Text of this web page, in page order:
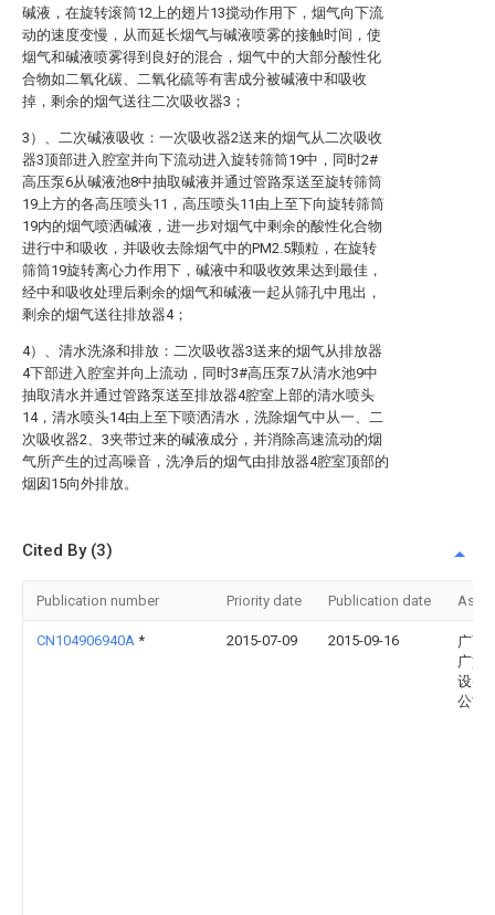
碱液，在旋转滚筒12上的翅片13搅动作用下，烟气向下流
动的速度变慢，从而延长烟气与碱液喷雾的接触时间，使
烟气和碱液喷雾得到良好的混合，烟气中的大部分酸性化
合物如二氧化碳、二氧化硫等有害成分被碱液中和吸收
掉，剩余的烟气送往二次吸收器3；
3）、二次碱液吸收：一次吸收器2送来的烟气从二次吸收
器3顶部进入腔室并向下流动进入旋转筛筒19中，同时2#
高压泵6从碱液池8中抽取碱液并通过管路泵送至旋转筛筒
19上方的各高压喷头11，高压喷头11由上至下向旋转筛筒
19内的烟气喷洒碱液，进一步对烟气中剩余的酸性化合物
进行中和吸收，并吸收去除烟气中的PM2.5颗粒，在旋转
筛筒19旋转离心力作用下，碱液中和吸收效果达到最佳，
经中和吸收处理后剩余的烟气和碱液一起从筛孔中甩出，
剩余的烟气送往排放器4；
4）、清水洗涤和排放：二次吸收器3送来的烟气从排放器
4下部进入腔室并向上流动，同时3#高压泵7从清水池9中
抽取清水并通过管路泵送至排放器4腔室上部的清水喷头
14，清水喷头14由上至下喷洒清水，洗除烟气中从一、二
次吸收器2、3夹带过来的碱液成分，并消除高速流动的烟
气所产生的过高噪音，洗净后的烟气由排放器4腔室顶部的
烟囱15向外排放。
Cited By (3)
Publication number Priority date Publication date
CN104906940A * 2015-07-09 2015-09-16
广西
广文
设备
公司